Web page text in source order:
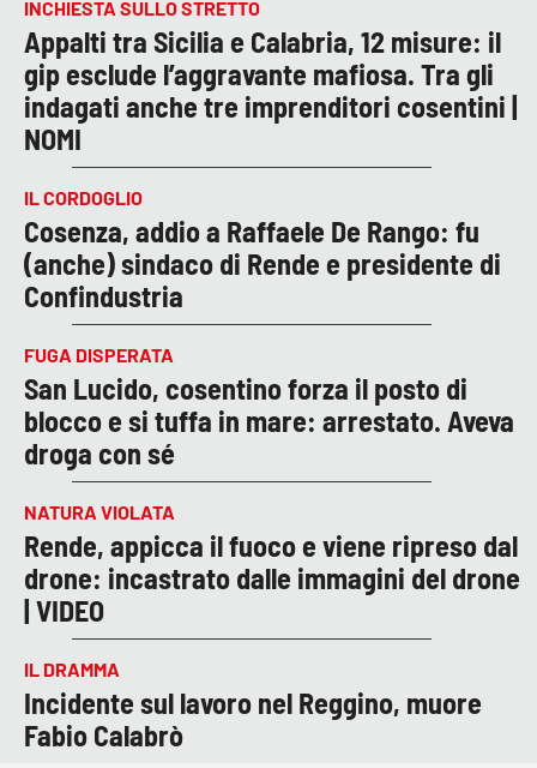
INCHIESTA SULLO STRETTO
Appalti tra Sicilia e Calabria, 12 misure: il
gip esclude l’aggravante mafiosa. Tra gli
indagati anche tre imprenditori cosentini |
NOMI
IL CORDOGLIO
Cosenza, addio a Raffaele De Rango: fu
(anche) sindaco di Rende e presidente di
Confindustria
FUGA DISPERATA
San Lucido, cosentino forza il posto di
blocco e si tuffa in mare: arrestato. Aveva
droga con sé
NATURA VIOLATA
Rende, appicca il fuoco e viene ripreso dal
drone: incastrato dalle immagini del drone
| VIDEO
IL DRAMMA
Incidente sul lavoro nel Reggino, muore
Fabio Calabrò